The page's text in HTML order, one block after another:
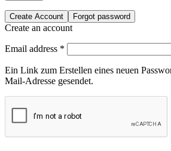
Create Account Forgot password
Create an account
Email address *
Ein Link zum Erstellen eines neuen
Mail-Adresse gesendet.